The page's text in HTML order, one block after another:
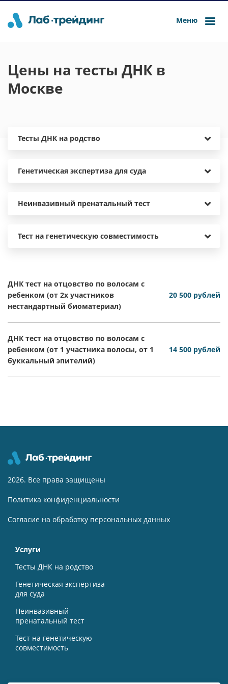
Меню
Цены на тесты ДНК в
Москве
Тесты ДНК на родство
Генетическая экспертиза для суда
Неинвазивный пренатальный тест
Тест на генетическую совместимость
ДНК тест на отцовство по волосам с
ребенком (от 2х участников
нестандартный биоматериал)
20 500 рублей
ДНК тест на отцовство по волосам с
ребенком (от 1 участника волосы, от 1
буккальный эпителий)
14 500 рублей
2026. Все права защищены
Политика конфиденциальности
Согласие на обработку персональных данных
Услуги
Тесты ДНК на родство
Генетическая экспертиза
для суда
Неинвазивный
пренатальный тест
Тест на генетическую
совместимость